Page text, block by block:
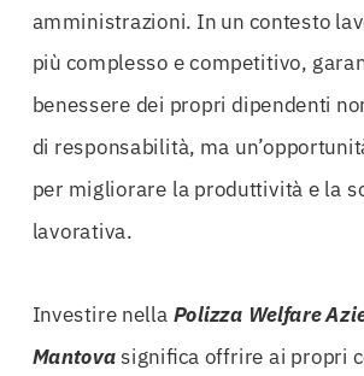
amministrazioni. In un contesto
più complesso e competitivo,
benessere dei propri dipendenti
di responsabilità, ma
per migliorare la produttività e la
lavorativa.
Investire nella Polizza Welfare
Mantovasignifica offrire ai propri